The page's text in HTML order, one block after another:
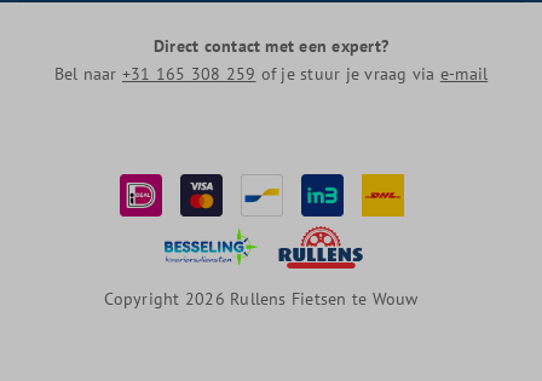
Direct contact met een expert?
Bel naar +31 165 308 259 of je stuur je vraag via e-mail
Copyright 2026 Rullens Fietsen te Wouw